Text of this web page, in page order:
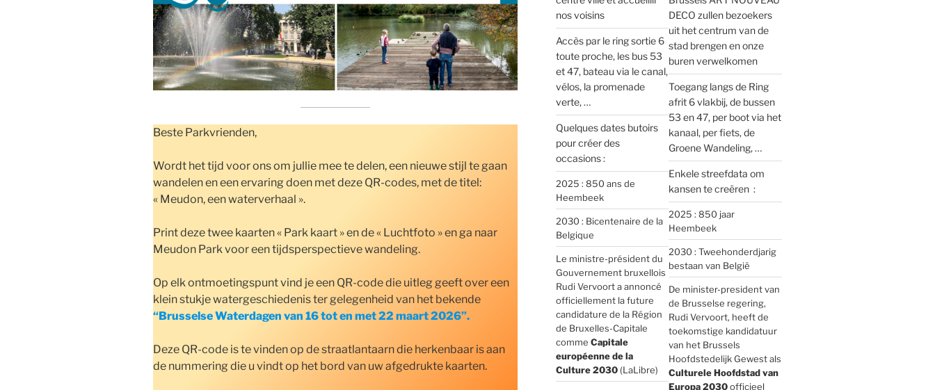
Beste Parkvrienden,
Wordt het tijd voor ons om jullie mee te delen, een nieuwe stijl te gaan
wandelen en een ervaring doen met deze QR-codes, met de titel:
« Meudon, een waterverhaal ».
Print deze twee kaarten « Park kaart » en de « Luchtfoto » en ga naar
Meudon Park voor een tijdsperspectieve wandeling.
Op elk ontmoetingspunt vind je een QR-code die uitleg geeft over een
klein stukje watergeschiedenis ter gelegenheid van het bekende
“Brusselse Waterdagen van 16 tot en met 22 maart 2026”.
Deze QR-code is te vinden op de straatlantaarn die herkenbaar is aan
de nummering die u vindt op het bord van uw afgedrukte kaarten.
nos voisins
Accès par le ring sortie 6
toute proche, les bus 53
et 47, bateau via le canal,
vélos, la promenade
verte, …
Quelques dates butoirs
pour créer des
occasions :
2025 : 850 ans de
Heembeek
2030 : Bicentenaire de la
Belgique
Le ministre-président du
Gouvernement bruxellois
Rudi Vervoort a annoncé
officiellement la future
candidature de la Région
de Bruxelles-Capitale
comme Capitale
européenne de la
Culture 2030(LaLibre)
DECO zullen bezoekers
uit het centrum van de
stad brengen en onze
buren verwelkomen
Toegang langs de Ring
afrit 6 vlakbij, de bussen
53 en 47, per boot via het
kanaal, per fiets, de
Groene Wandeling, …
Enkele streefdata om
kansen te creëren :
2025 : 850 jaar
Heembeek
2030 : Tweehonderdjarig
bestaan van België
De minister-president van
de Brusselse regering,
Rudi Vervoort, heeft de
toekomstige kandidatuur
van het Brussels
Hoofdstedelijk Gewest als
Culturele Hoofdstad van
Europa 2030officieel